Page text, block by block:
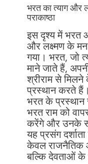
भरत का त्याग और
पराकाष्ठा
इस दृश्य में भरत
और लक्ष्मण के
गया। भरत, जो
माने जाते हैं,
श्रीराम से
प्रस्थान करते
भरत के प्रस्थान
भरत राम को
करेंगे और उनके
यह प्रसंग
केवल राजनैतिक
बल्कि देवताओं के